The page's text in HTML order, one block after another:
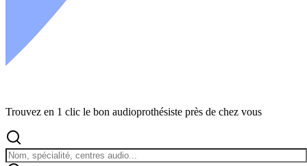
Trouvez en 1 clic le bon audioprothésiste près de chez vous